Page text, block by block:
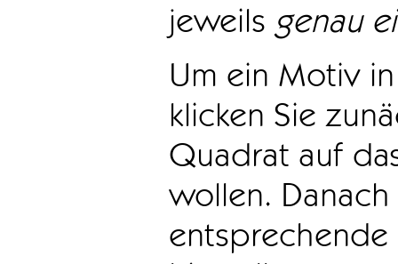
jeweils genau
Um ein Motiv
klicken Sie
Quadrat auf
wollen.